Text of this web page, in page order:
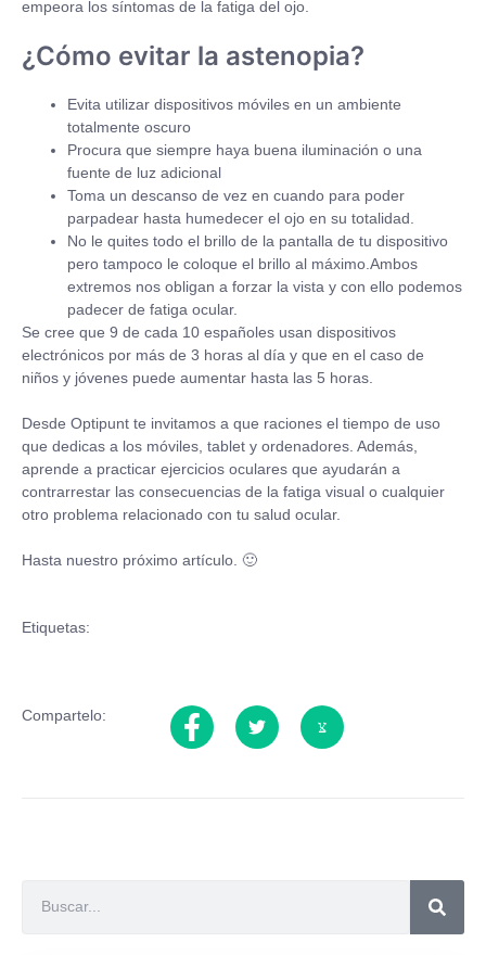
empeora los síntomas de la fatiga del ojo.
¿Cómo evitar la astenopia?
Evita utilizar dispositivos móviles en un ambiente
totalmente oscuro
Procura que siempre haya buena iluminación o una
fuente de luz adicional
Toma un descanso de vez en cuando para poder
parpadear hasta humedecer el ojo en su totalidad.
No le quites todo el brillo de la pantalla de tu dispositivo
pero tampoco le coloque el brillo al máximo.Ambos
extremos nos obligan a forzar la vista y con ello podemos
padecer de fatiga ocular.
Se cree que 9 de cada 10 españoles usan dispositivos
electrónicos por más de 3 horas al día y que en el caso de
niños y jóvenes puede aumentar hasta las 5 horas.
Desde Optipunt te invitamos a que raciones el tiempo de uso
que dedicas a los móviles, tablet y ordenadores. Además,
aprende a practicar ejercicios oculares que ayudarán a
contrarrestar las consecuencias de la fatiga visual o cualquier
otro problema relacionado con tu salud ocular.
Hasta nuestro próximo artículo. 🙂
Etiquetas:
Compartelo: